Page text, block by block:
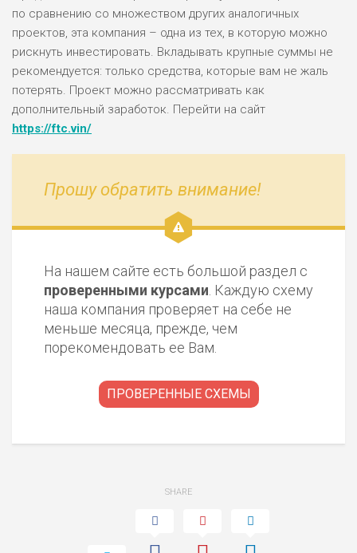
по сравнению со множеством других аналогичных
проектов, эта компания – одна из тех, в которую можно
рискнуть инвестировать. Вкладывать крупные суммы не
рекомендуется: только средства, которые вам не жаль
потерять. Проект можно рассматривать как
дополнительный заработок. Перейти на сайт
https://ftc.vin/
Прошу обратить внимание!
На нашем сайте есть большой раздел с
проверенными курсами . Каждую схему
наша компания проверяет на себе не
меньше месяца, прежде, чем
порекомендовать ее Вам.
ПРОВЕРЕННЫЕ СХЕМЫ
SHARE